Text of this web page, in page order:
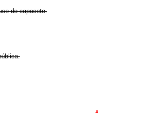
do capacete.
*